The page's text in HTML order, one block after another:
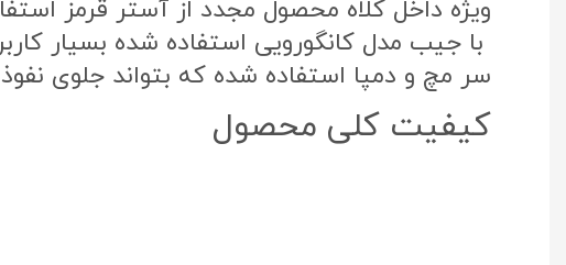
ویژه داخل کلاه محصول مجدد از آستر قرمز
با جیب مدل کانگورویی استفاده شده بسیار
سر مچ و دمپا استفاده شده که بتواند جلوی نفوذ
کیفیت کلی محصول